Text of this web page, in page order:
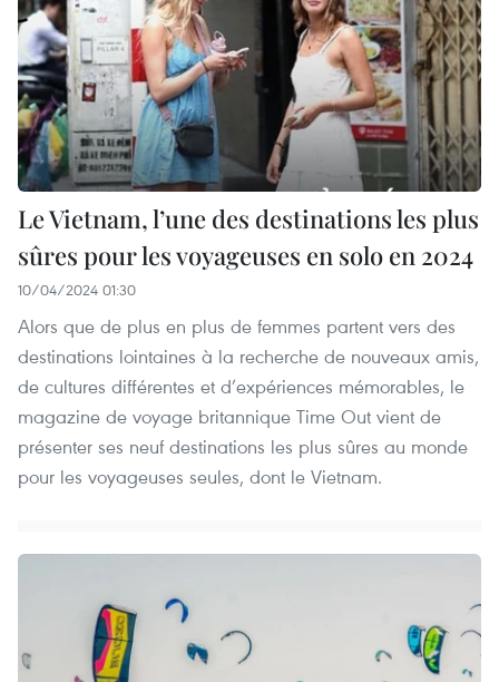
Le Vietnam, l’une des destinations les plus
sûres pour les voyageuses en solo en 2024
10/04/2024 01:30
Alors que de plus en plus de femmes partent vers des
destinations lointaines à la recherche de nouveaux amis,
de cultures différentes et d’expériences mémorables, le
magazine de voyage britannique Time Out vient de
présenter ses neuf destinations les plus sûres au monde
pour les voyageuses seules, dont le Vietnam.